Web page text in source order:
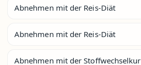
Abnehmen mit der Reis-Diät
Abnehmen mit der Reis-Diät
Abnehmen mit der Stoffwechselkur